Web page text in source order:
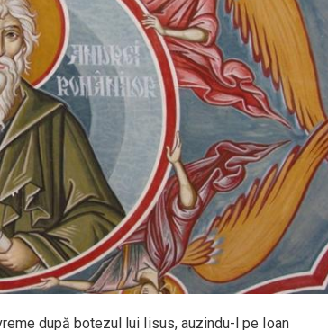
după botezul lui Iisus, auzindu-l pe Ioan